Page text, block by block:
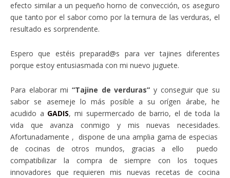
efecto similar a un pequeño horno de convección, os aseguro
que tanto por el sabor como por la ternura de las verduras, el
resultado es sorprendente.
Espero que estéis preparad@s para ver tajines diferentes
porque estoy entusiasmada con mi nuevo juguete.
Para elaborar mi “Tajine de verduras” y conseguir que su
sabor se asemeje lo más posible a su orígen árabe, he
acudido a GADIS, mi supermercado de barrio, el de toda la
vida que avanza conmigo y mis nuevas necesidades.
Afortunadamente , dispone de una amplia gama de especias
de cocinas de otros mundos, gracias a ello puedo
compatibilizar la compra de siempre con los toques
innovadores que requieren mis nuevas recetas de cocina